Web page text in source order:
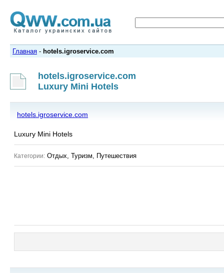
Главная - hotels.igroservice.com
hotels.igroservice.com
Luxury Mini Hotels
hotels.igroservice.com
Luxury Mini Hotels
Категории: Отдых, Туризм, Путешествия